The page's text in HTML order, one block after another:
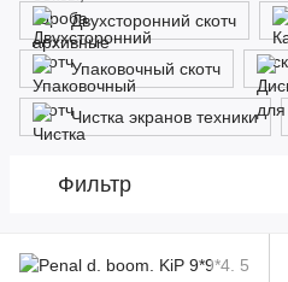
Двухсторонний скотч
Упаковочный скотч
Чистка экранов техники
Фильтр